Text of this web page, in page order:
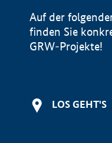
Auf der
finden Sie
GRW-Projekte!
LOS GEHT'S